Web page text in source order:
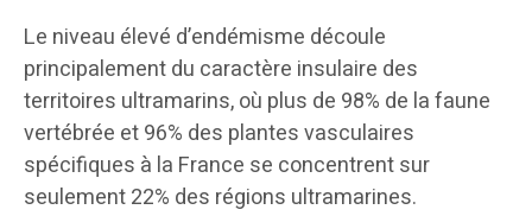
Le niveau élevé d’endémisme découle
principalement du caractère insulaire des
territoires ultramarins, où plus de 98% de la faune
vertébrée et 96% des plantes vasculaires
spécifiques à la France se concentrent sur
seulement 22% des régions ultramarines.